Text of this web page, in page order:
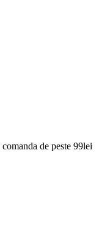
de peste 99lei